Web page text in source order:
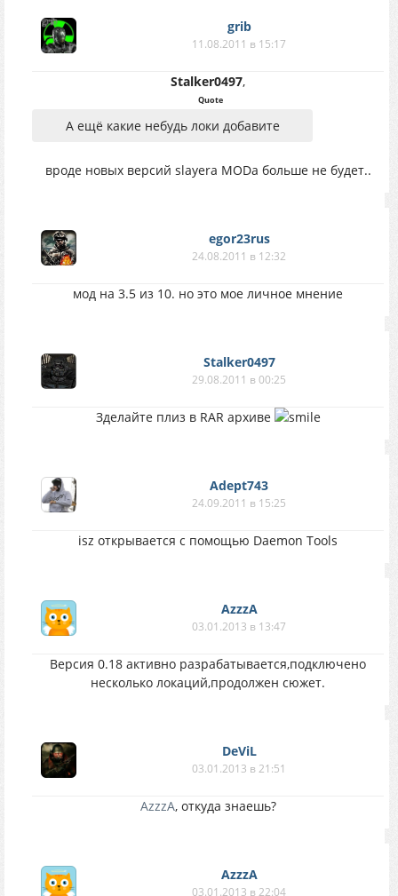
grib
11.08.2011 в 15:17
Stalker0497,
Quote
А ещё какие небудь локи добавите
вроде новых версий slayera MODa больше не будет..
egor23rus
24.08.2011 в 12:32
мод на 3.5 из 10. но это мое личное мнение
Stalker0497
29.08.2011 в 00:25
Зделайте плиз в RAR архиве
Adept743
24.09.2011 в 15:25
isz открывается с помощью Daemon Tools
AzzzA
03.01.2013 в 13:47
Версия 0.18 активно разрабатывается,подключено
несколько локаций,продолжен сюжет.
DeViL
03.01.2013 в 21:51
AzzzA, откуда знаешь?
AzzzA
03.01.2013 в 22:04